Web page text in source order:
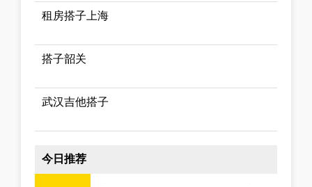
租房搭子上海
搭子韶关
武汉吉他搭子
今日推荐